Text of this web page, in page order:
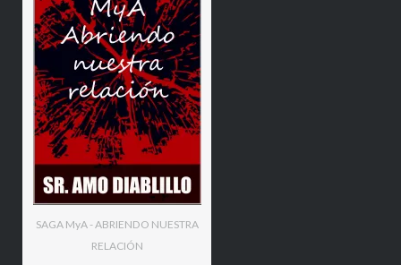
SAGA MyA - ABRIENDO NUESTRA
RELACIÓN